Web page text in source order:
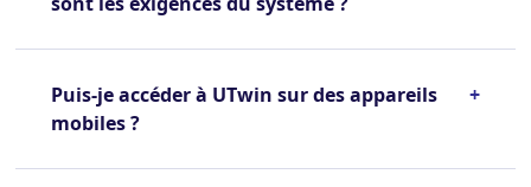
Puis-je accéder à UTwin sur des appareils
mobiles ?
+